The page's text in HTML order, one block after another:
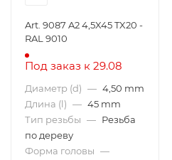
Art. 9087 A2 4,5X45 TX20 -
RAL 9010
Под заказ к 29.08
Диаметр (d) — 4,50 mm
Длина (l) — 45 mm
Тип резьбы — Резьба
по дереву
Форма головы —